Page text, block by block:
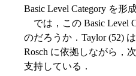
Basic Level Category を形
では，この Basic Level
のだろうか．Taylor (52)
Rosch に依拠しながら，
支持している．